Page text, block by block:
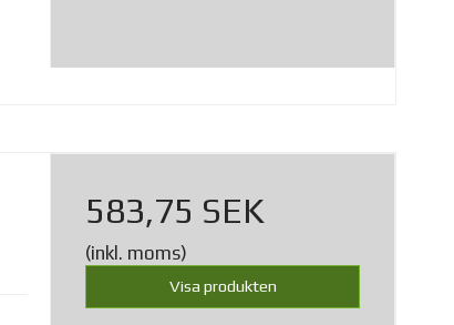
583,75 SEK
(inkl. moms)
Visa produkten